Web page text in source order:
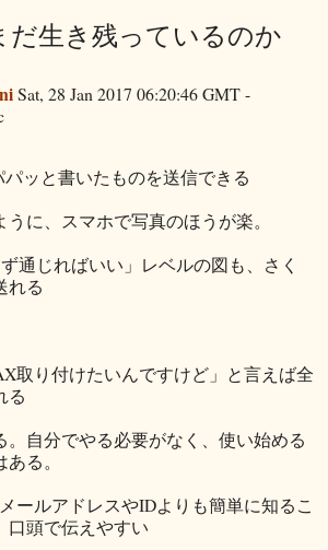
生き残っているのか
Sat, 28 Jan 2017 06:20:46 GMT -
ッと書いたものを送信できる
に、スマホで写真のほうが楽。
通じればいい」レベルの図も、さく
れる
取り付けたいんですけど」と言えば全
る
自分でやる必要がなく、使い始める
る。
ールアドレスやIDよりも簡単に知るこ
口頭で伝えやすい